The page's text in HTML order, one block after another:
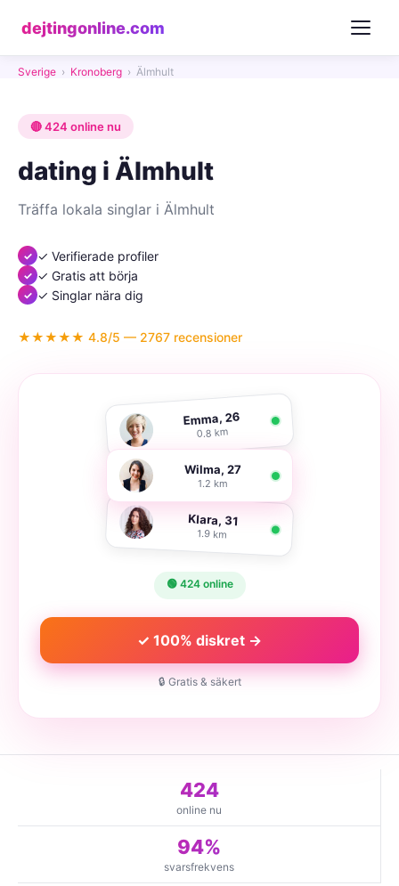
dejtingonline.com
Sverige › Kronoberg › Älmhult
🔴 424 online nu
dating i Älmhult
Träffa lokala singlar i Älmhult
✓ Verifierade profiler
✓ Gratis att börja
✓ Singlar nära dig
★★★★★ 4.8/5 — 2767 recensioner
Emma, 26
0.8 km
Wilma, 27
1.2 km
Klara, 31
1.9 km
🟢 424 online
✓ 100% diskret →
🔒 Gratis & säkert
424
online nu
94%
svarsfrekvens